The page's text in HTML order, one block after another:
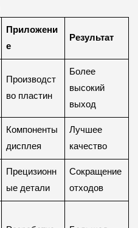
Приложени
е
Результат
Производст
во пластин
Более
высокий
выход
Компоненты
дисплея
Лучшее
качество
Прецизионн
ые детали
Сокращение
отходов